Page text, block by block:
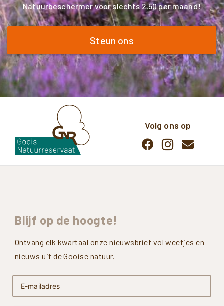
Natuurbeschermer voor slechts 2,50 per maand!
Steun ons
Volg ons op
Blijf op de hoogte!
Ontvang elk kwartaal onze nieuwsbrief vol weetjes en
nieuws uit de Gooise natuur.